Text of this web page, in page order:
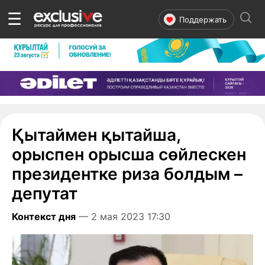
☰ Поддержать
Қытаймен қытайша,
орыспен орысша сөйлескен
президентке риза болдым –
депутат
Контекст дня — 2 мая 2023 17:30